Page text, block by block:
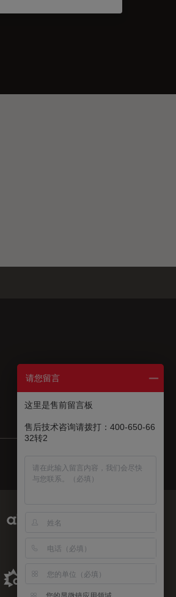
US|zh
Aldevron Link
请您留言
这里是售前留言板
售后技术咨询请拨打：400-650-66
32转2